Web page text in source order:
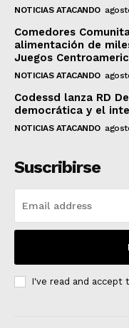
NOTICIAS ATACANDO
Comedores
alimentación de
Juegos
NOTICIAS ATACANDO
Codessd lanza RD
democrática y el
NOTICIAS ATACANDO
Suscribirse
I've read and accept